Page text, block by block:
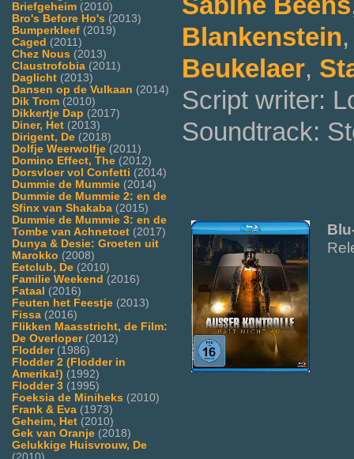
Briefgeheim (2010)
Bro's Before Ho's (2013)
Bumperkleef (2019)
Caged (2011)
Chez Nous (2013)
Claustrofobia (2011)
Daglicht (2013)
Dansen op de Vulkaan (2014)
Dik Trom (2010)
Dikkertje Dap (2017)
Diner, Het (2013)
Dirigent, De (2018)
Dolfje Weerwolfje (2011)
Domino Effect, The (2012)
Dorsvloer vol Confetti (2014)
Dummie de Mummie (2014)
Dummie de Mummie 2: en de
Sfinx van Shakaba (2015)
Dummie de Mummie 3: en de
Tombe van Achnetoet (2017)
Dunya & Desie: Groeten uit
Marokko (2008)
Eetclub, De (2010)
Familie Weekend (2016)
Fataal (2016)
Feuten het Feestje (2013)
Fissa (2016)
Flikken Maasstricht, de Film:
De Overloper(2012)
Flodder(1986)
Flodder 2 (Flodder in
Amerika!) (1992)
Flodder 3 (1995)
Foeksia de Miniheks (2010)
Frank & Eva (1973)
Geheim, Het (2010)
Gek van Oranje (2018)
Gelukkige Huisvrouw, De
Blankenstein
Beukelaer,
Script writer:
Soundtrack: